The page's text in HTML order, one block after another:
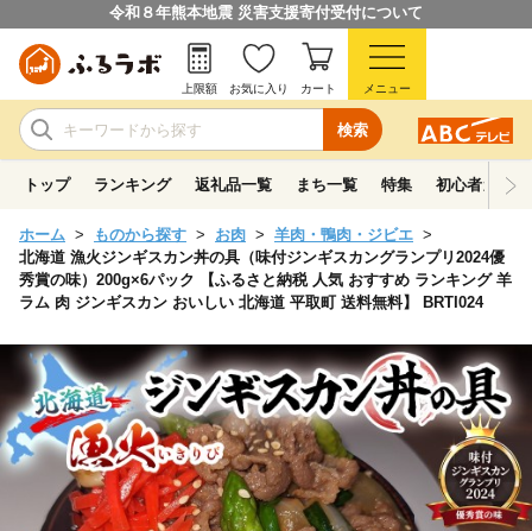
令和８年熊本地震 災害支援寄付受付について
検索
上限額 お気に入り カート メニュー
トップ ランキング 返礼品一覧 まち一覧 特集 初心者ガイド
ホーム ものから探す お肉
羊肉・鴨肉・ジビエ
北海道 漁火ジンギスカン丼の具（味付ジンギスカングランプリ2024優
秀賞の味）200g×6パック 【ふるさと納税 人気 おすすめ ランキング 羊
ラム 肉 ジンギスカン おいしい 北海道 平取町 送料無料】 BRTI024